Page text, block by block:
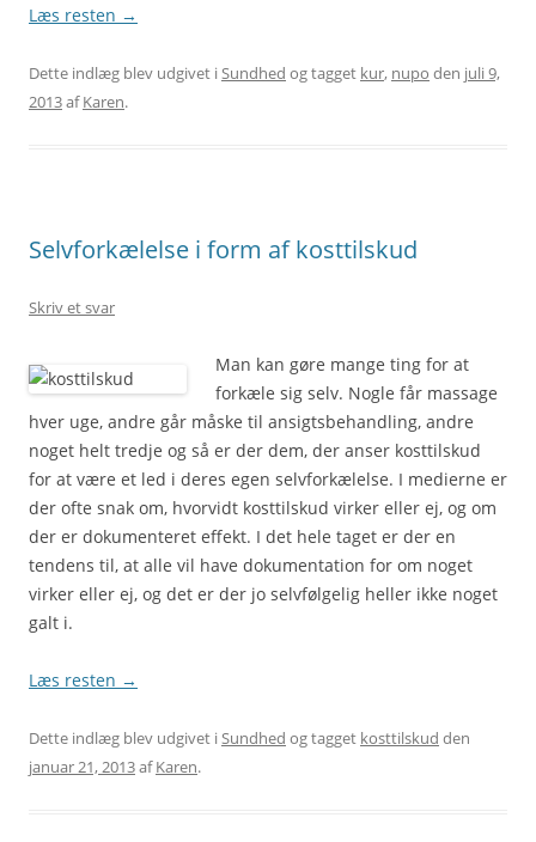
Læs resten →
Dette indlæg blev udgivet iSundhed og tagget kur, nupo den juli 9,
2013afKaren.
Selvforkælelse i form af kosttilskud
Skriv et svar
Man kan gøre mange ting for at
forkæle sig selv. Nogle får massage
hver uge, andre går måske til ansigtsbehandling, andre
noget helt tredje og så er der dem, der anser kosttilskud
for at være et led i deres egen selvforkælelse. I medierne er
der ofte snak om, hvorvidt kosttilskud virker eller ej, og om
der er dokumenteret effekt. I det hele taget er der en
tendens til, at alle vil have dokumentation for om noget
virker eller ej, og det er der jo selvfølgelig heller ikke noget
galt i.
Læs resten →
Dette indlæg blev udgivet iSundhed og tagget kosttilskud den
januar 21, 2013afKaren.